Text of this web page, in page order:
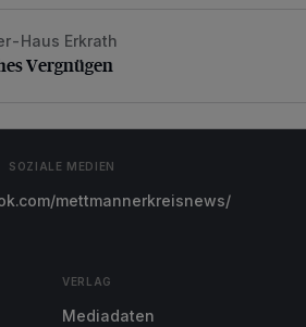
Vergnügen
Haus Erkrath
Vergnügen
SOZIALE MEDIEN
mettmannerkreisnews/
VERLAG
Mediadaten